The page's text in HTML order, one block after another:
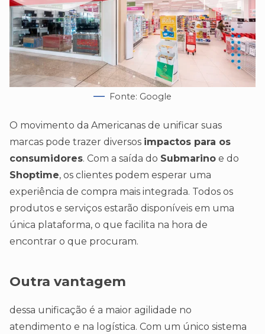
Fonte: Google
O movimento da Americanas de unificar suas
marcas pode trazer diversos impactos para os
consumidores. Com a saída do Submarino e do
Shoptime, os clientes podem esperar uma
experiência de compra mais integrada. Todos os
produtos e serviços estarão disponíveis em uma
única plataforma, o que facilita na hora de
encontrar o que procuram.
Outra vantagem
dessa unificação é a maior agilidade no
atendimento e na logística. Com um único sistema